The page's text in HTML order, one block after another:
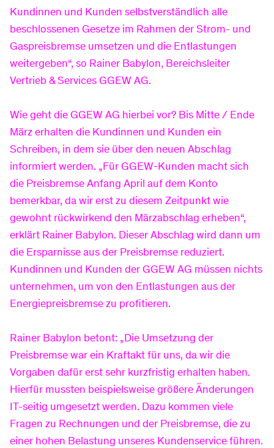
Arten Stromzähler
Erneuerbare Energien
Freifläche vermieten
Informationen
Ladepunkte Bergstraße
DSL-Tarife
TV
Inhouse-Verkabelung
Business-Tarife
Informationen
Glasfaseranschluss
Ausbau an der Bergstraße
Produktinformationsblätter
Hilfe & Service
Kundenportal
Downloads
Zählerstand erfassen
Kontakt
GGEW APP
Defekte Straßenlampe melden
Verträge kündigen
Vertrag widerrufen
Newsletter
Freunde werben
Hausbau-Services
Hausanschluss
Schwimmbad
Basinus-Bad
Öffnungszeiten
Preise
Kurse
Badesee
Bensheimer Badesee
Öffnungszeiten
Preise
Über uns
Karriere
Aktuelles
Kundinnen und Kunden selbstverständlich alle
beschlossenen Gesetze im Rahmen der Strom- und
Gaspreisbremse umsetzen und die Entlastungen
weitergeben“, so Rainer Babylon, Bereichsleiter
Vertrieb & Services GGEW AG.
Wie geht die GGEW AG hierbei vor? Bis Mitte / Ende
März erhalten die Kundinnen und Kunden ein
Schreiben, in dem sie über den neuen Abschlag
informiert werden. „Für GGEW-Kunden macht sich
die Preisbremse Anfang April auf dem Konto
bemerkbar, da wir erst zu diesem Zeitpunkt wie
gewohnt rückwirkend den Märzabschlag erheben“,
erklärt Rainer Babylon. Dieser Abschlag wird dann um
die Ersparnisse aus der Preisbremse reduziert.
Kundinnen und Kunden der GGEW AG müssen nichts
unternehmen, um von den Entlastungen aus der
Energiepreisbremse zu profitieren.
Rainer Babylon betont: „Die Umsetzung der
Preisbremse war ein Kraftakt für uns, da wir die
Vorgaben dafür erst sehr kurzfristig erhalten haben.
Hierfür mussten beispielsweise größere Änderungen
IT-seitig umgesetzt werden. Dazu kommen viele
Fragen zu Rechnungen und der Preisbremse, die zu
einer hohen Belastung unseres Kundenservice führen.